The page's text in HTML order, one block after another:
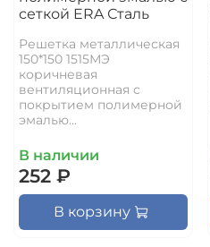
сеткой ERA Сталь
Решетка металлическая
150*150 1515МЭ
коричневая
вентиляционная с
покрытием полимерной
эмалью...
В наличии
252 ₽
В корзину